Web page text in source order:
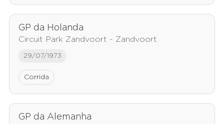
GP da Holanda
Circuit Park Zandvoort - Zandvoort
29/07/1973
Corrida
GP da Alemanha